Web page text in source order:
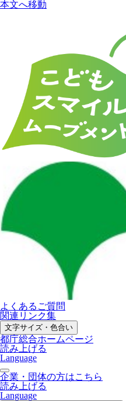
本文へ移動
よくあるご質問
関連リンク集
文字サイズ・色合い
都庁総合ホームページ
読み上げる
Language
企業・団体の方はこちら
読み上げる
Language